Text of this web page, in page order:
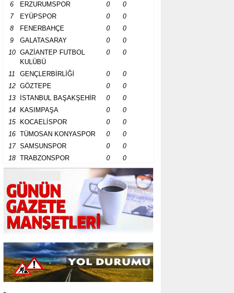
6
ERZURUMSPOR 0
0
7
EYÜPSPOR 0
0
8
FENERBAHÇE 0
0
9
GALATASARAY 0
0
10
GAZİANTEP FUTBOL
KULÜBÜ
0 0
11 GENÇLERBİRLİĞİ 0
0
12
GÖZTEPE 0
0
13
İSTANBUL BAŞAKŞEHİR 0
0
14
KASIMPAŞA 0
0
15
KOCAELİSPOR 0
0
16
TÜMOSAN KONYASPOR 0
0
17
SAMSUNSPOR 0
0
18
TRABZONSPOR 0 0